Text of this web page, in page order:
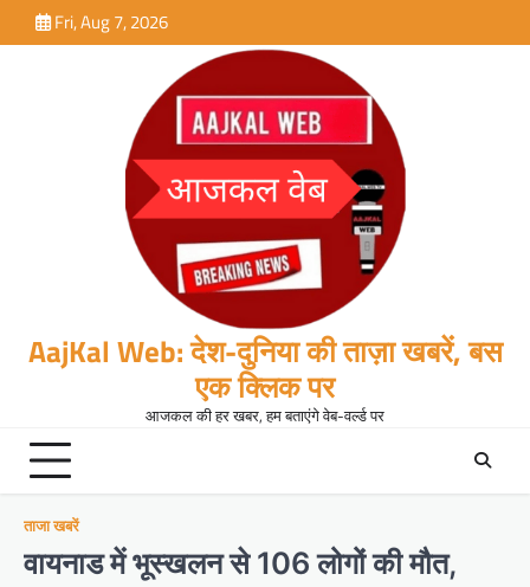
to
Fri, Aug 7, 2026
AajKal Web: देश-दुनिया की ताज़ा खबरें, बस
एक क्लिक पर
आजकल की हर खबर, हम बताएंगे वेब-वर्ल्ड पर
ताजा खबरें
वायनाड में भूस्खलन से 106 लोगों की मौत,